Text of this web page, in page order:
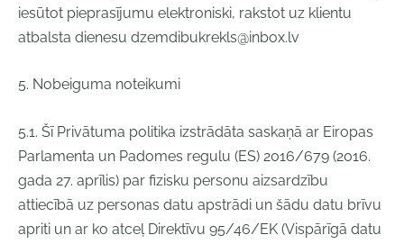
iesūtot pieprasījumu elektroniski, rakstot uz klientu
atbalsta dienesu dzemdibukrekls@inbox.lv
5. Nobeiguma noteikumi
5.1. Šī Privātuma politika izstrādāta saskaņā ar Eiropas
Parlamenta un Padomes regulu (ES) 2016/679 (2016.
gada 27. aprīlis) par fizisku personu aizsardzību
attiecībā uz personas datu apstrādi un šādu datu brīvu
apriti un ar ko atceļ Direktīvu 95/46/EK (Vispārīgā datu